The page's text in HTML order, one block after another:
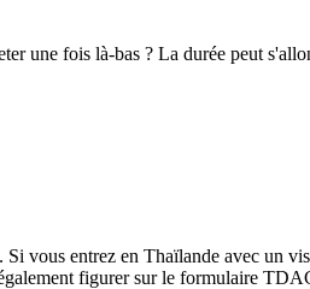
une fois là-bas ? La durée peut
vous entrez en Thaïlande avec un
figurer sur le formulaire